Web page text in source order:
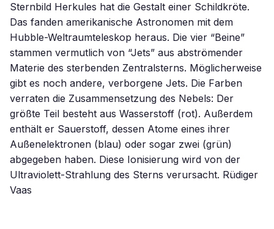
Sternbild Herkules hat die Gestalt einer Schildkröte.
Das fanden amerikanische Astronomen mit dem
Hubble-Weltraumteleskop heraus. Die vier “Beine”
stammen vermutlich von “Jets” aus abströmender
Materie des sterbenden Zentralsterns. Möglicherweise
gibt es noch andere, verborgene Jets. Die Farben
verraten die Zusammensetzung des Nebels: Der
größte Teil besteht aus Wasserstoff (rot). Außerdem
enthält er Sauerstoff, dessen Atome eines ihrer
Außenelektronen (blau) oder sogar zwei (grün)
abgegeben haben. Diese Ionisierung wird von der
Ultraviolett-Strahlung des Sterns verursacht. Rüdiger
Vaas